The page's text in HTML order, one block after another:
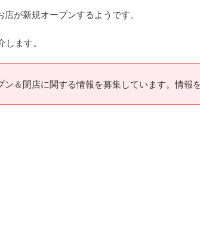
が新規オープンするようです。
ます。
＆閉店に関する情報を募集しています。情報